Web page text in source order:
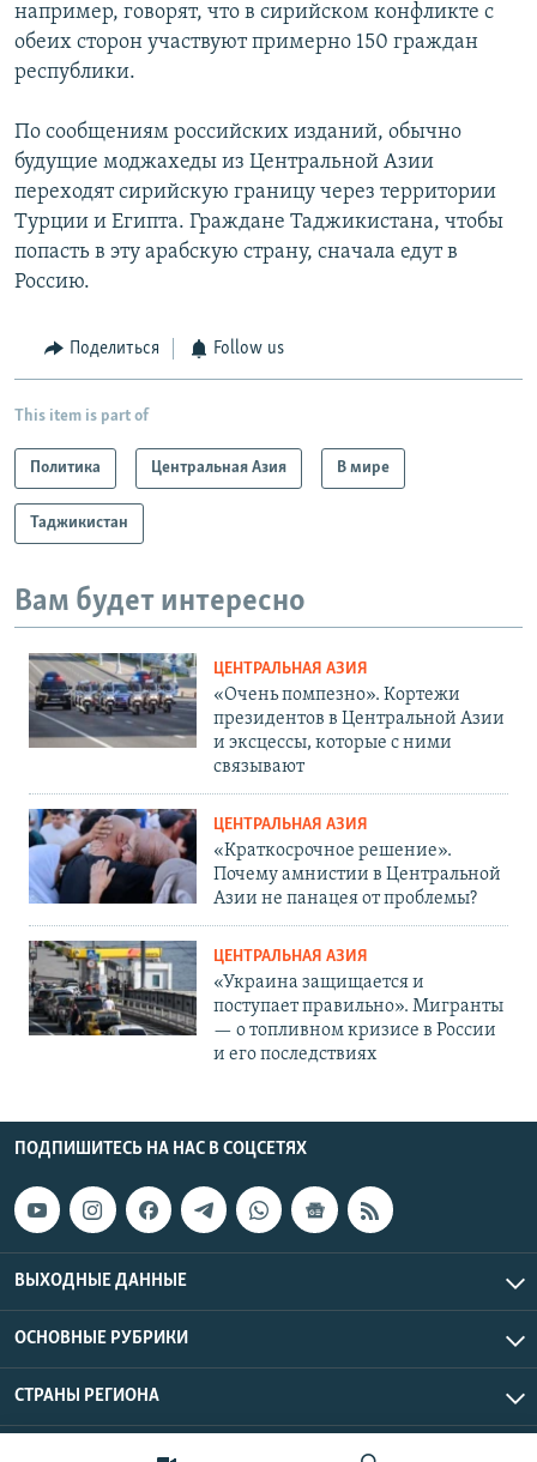
например, говорят, что в сирийском конфликте с
обеих сторон участвуют примерно 150 граждан
республики.
По сообщениям российских изданий, обычно
будущие моджахеды из Центральной Азии
переходят сирийскую границу через территории
Турции и Египта. Граждане Таджикистана, чтобы
попасть в эту арабскую страну, сначала едут в
Россию.
Поделиться Follow us
This item is part of
Политика Центральная Азия В мире
Таджикистан
Вам будет интересно
ЦЕНТРАЛЬНАЯ АЗИЯ
«Очень помпезно». Кортежи
президентов в Центральной Азии
и эксцессы, которые с ними
связывают
ЦЕНТРАЛЬНАЯ АЗИЯ
«Краткосрочное решение».
Почему амнистии в Центральной
Азии не панацея от проблемы?
ЦЕНТРАЛЬНАЯ АЗИЯ
«Украина защищается и
поступает правильно». Мигранты
— о топливном кризисе в России
и его последствиях
ПОДПИШИТЕСЬ НА НАС В СОЦСЕТЯХ
ВЫХОДНЫЕ ДАННЫЕ
ОСНОВНЫЕ РУБРИКИ
СТРАНЫ РЕГИОНА